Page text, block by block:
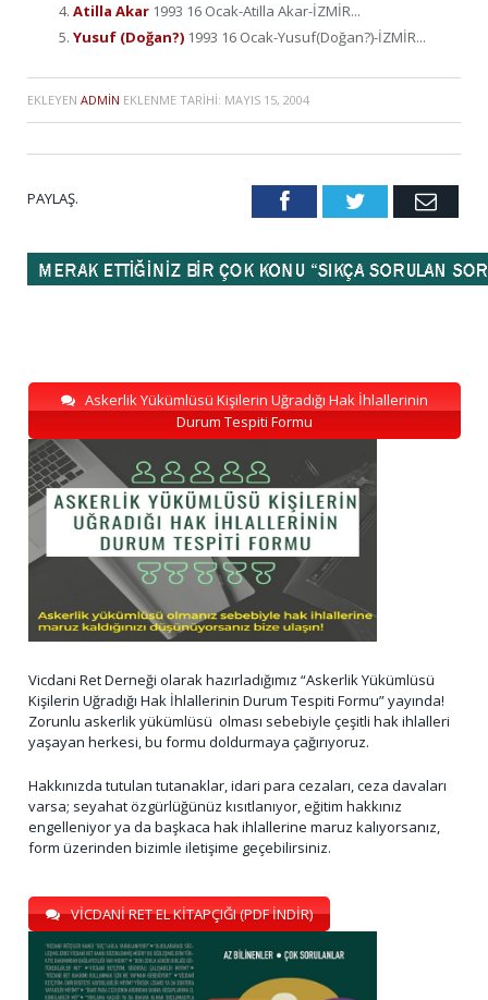
Atilla Akar 1993 16 Ocak-Atilla Akar-İZMİR...
Yusuf (Doğan?) 1993 16 Ocak-Yusuf(Doğan?)-İZMİR...
EKLEYEN ADMIN EKLENME TARIHI: MAYIS 15, 2004
PAYLAŞ. FacebookTwitter Email
Askerlik Yükümlüsü Kişilerin Uğradığı Hak İhlallerinin
Durum Tespiti Formu
Vicdani Ret Derneği olarak hazırladığımız “Askerlik Yükümlüsü
Kişilerin Uğradığı Hak İhlallerinin Durum Tespiti Formu” yayında!
Zorunlu askerlik yükümlüsü olması sebebiyle çeşitli hak ihlalleri
yaşayan herkesi, bu formu doldurmaya çağırıyoruz.
Hakkınızda tutulan tutanaklar, idari para cezaları, ceza davaları
varsa; seyahat özgürlüğünüz kısıtlanıyor, eğitim hakkınız
engelleniyor ya da başkaca hak ihlallerine maruz kalıyorsanız,
form üzerinden bizimle iletişime geçebilirsiniz.
VİCDANİ RET EL KİTAPÇIĞI (PDF İNDİR)